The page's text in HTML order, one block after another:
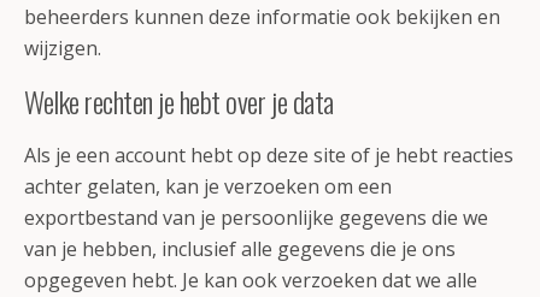
beheerders kunnen deze informatie ook bekijken en
wijzigen.
Welke rechten je hebt over je data
Als je een account hebt op deze site of je hebt reacties
achter gelaten, kan je verzoeken om een
exportbestand van je persoonlijke gegevens die we
van je hebben, inclusief alle gegevens die je ons
opgegeven hebt. Je kan ook verzoeken dat we alle